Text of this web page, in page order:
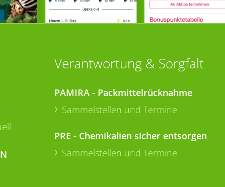
Verantwortung & Sorgfalt
PAMIRA - Packmittelrücknahme
Sammelstellen und Termine
PRE - Chemikalien sicher entsorgen
Sammelstellen und Termine